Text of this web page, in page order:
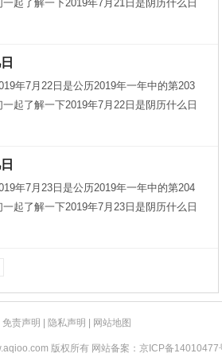
起了解一下2019年7月21日是阴历什么日
年7月22日是公历2019年一年中的第203
起了解一下2019年7月22日是阴历什么日
年7月23日是公历2019年一年中的第204
起了解一下2019年7月23日是阴历什么日
免责声明 隐私声明 网站地图
版权所有 网站备案： 京ICP备14010477